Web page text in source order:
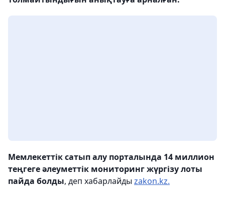
Мемлекеттік сатып алу порталында 14 миллион
теңгеге әлеуметтік мониторинг жүргізу лоты
пайда болды, деп хабарлайды zakon.kz.